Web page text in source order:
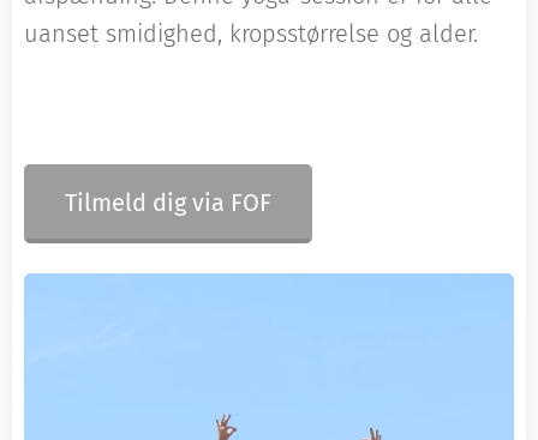
uanset smidighed, kropsstørrelse og alder.
Tilmeld dig via FOF